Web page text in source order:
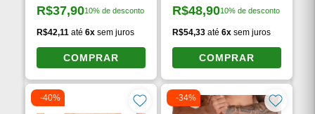
Preço à vista:
R$37,9010% de desconto
R$42,11 até6x sem juros
COMPRAR
Preço à vista:
R$48,9010% de desconto
R$54,33 até 6x sem juros
COMPRAR
-40% -34%